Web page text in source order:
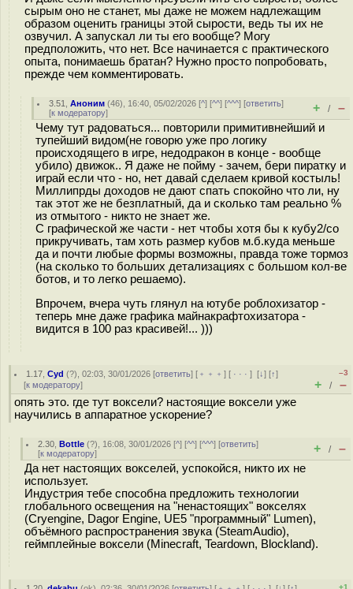
сырым оно не станет, мы даже не можем надлежащим
образом оценить границы этой сырости, ведь ты их не
озвучил. А запускал ли ты его вообще? Могу
предположить, что нет. Все начинается с практического
опыта, понимаешь братан? Нужно просто попробовать,
прежде чем комментировать.
3.51 ,Аноним (46), 16:40, 05/02/2026 [^] [^^] [^^^] [ответить]
[к модератору] + / –
Чему тут радоваться... повторили примитивнейший и
тупейший видом(не говорю уже про логику
происходящего в игре, недодракон в конце - вообще
убило) движок.. Я даже не пойму - зачем, бери пиратку и
играй если что - но, нет давай сделаем кривой костыль!
Миллипрды доходов не дают спать спокойно что ли, ну
так этот же не безплатный, да и сколько там реально %
из отмытого - никто не знает же.
С графической же части - нет чтобы хотя бы к кубу2/co
прикручивать, там хоть размер кубов м.б.куда меньше
да и почти любые формы возможны, правда тоже тормоз
(на сколько то больших детализациях с большом кол-ве
ботов, и то легко решаемо).
Впрочем, вчера чуть глянул на ютубе роблохизатор -
теперь мне даже графика майнакрафтохизатора -
видится в 100 раз красивей!... )))
1.17 ,Cyd (?), 02:03, 30/01/2026 [ответить] [ ﹢﹢﹢] [ · · ·][↓] [↑]
[к модератору]
–3
+ / –
опять это. где тут воксели? настоящие воксели уже
научились в аппаратное ускорение?
2.30 ,Bottle (?), 16:08, 30/01/2026 [^] [^^] [^^^] [ответить]
[к модератору] + / –
Да нет настоящих вокселей, успокойся, никто их не
использует.
Индустрия тебе способна предложить технологии
глобального освещения на "ненастоящих" вокселях
(Cryengine, Dagor Engine, UE5 "программный" Lumen),
объёмного распространения звука (SteamAudio),
геймплейные воксели (Minecraft, Teardown, Blockland).
+1